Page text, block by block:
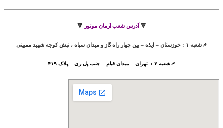
🔻 آدرس شعب آرمان موتور 🔻
📌شعبه ۱ : خوزستان – ایذه – بین چهار راه گاز و میدان سپاه ، نبش کوچه شهید ممبینی
📌شعبه ۲ : تهران – میدان قیام – جنب پل ری – پلاک ۴۱۹